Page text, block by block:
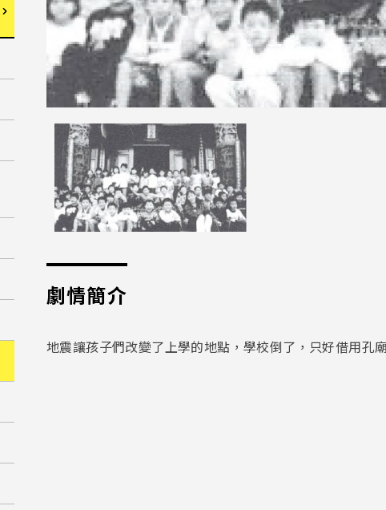
劇情簡介
地震讓孩子們改變了上學的地點，學校倒了，只好借用孔